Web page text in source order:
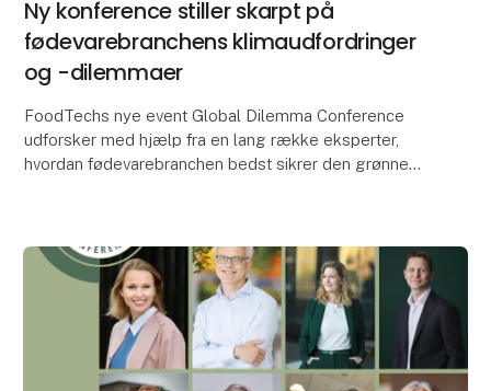
Ny konference stiller skarpt på
fødevarebranchens klimaudfordringer
og -dilemmaer
FoodTechs nye event Global Dilemma Conference
udforsker med hjælp fra en lang række eksperter,
hvordan fødevarebranchen bedst sikrer den grønne
Indsigtsfulde indlæg ve